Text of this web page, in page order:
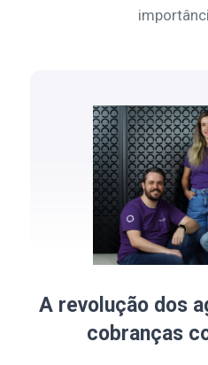
A revolução dos
cobranças